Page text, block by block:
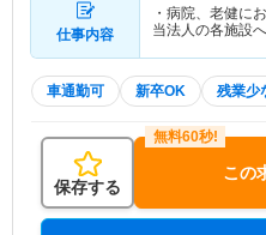
仕事内容
・病院、老健
当法人の各施設
車通勤可 新卒OK 残業少
保存する
この